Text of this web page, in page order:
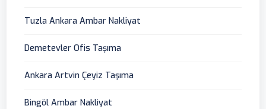
Tuzla Ankara Ambar Nakliyat
Demetevler Ofis Taşıma
Ankara Artvin Çeyiz Taşıma
Bingöl Ambar Nakliyat